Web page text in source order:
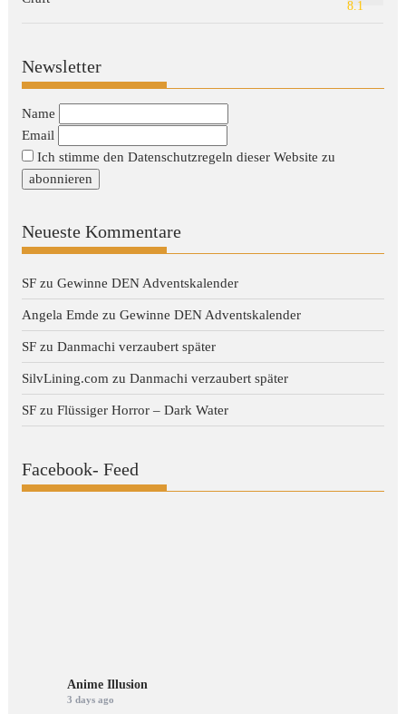
8.1
Newsletter
Name
Email
Ich stimme den Datenschutzregeln dieser Website zu
Neueste Kommentare
SF zuGewinne DEN Adventskalender
Angela Emde zuGewinne DEN Adventskalender
SF zuDanmachi verzaubert später
SilvLining.com zuDanmachi verzaubert später
SF zuFlüssiger Horror – Dark Water
Facebook- Feed
Anime Illusion
3 days ago